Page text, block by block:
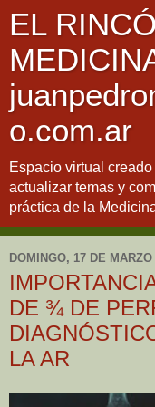
EL
o.com.ar
Espacio virtual
actualizar temas y
práctica de la
DOMINGO, 17 DE
DE ¾ DE
LA AR